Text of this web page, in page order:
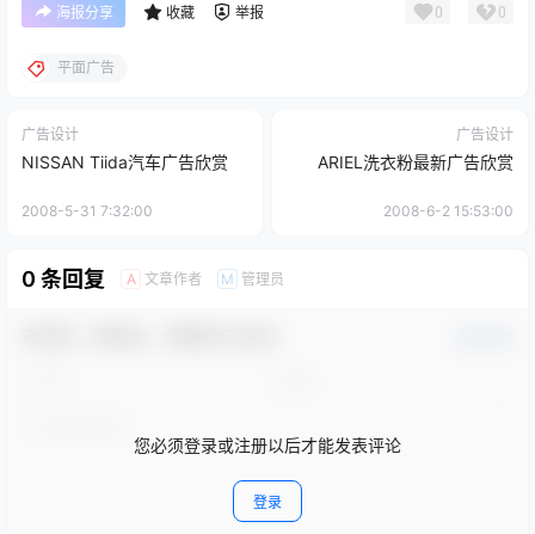
海报分享 收藏 举报 0 0
平面广告
广告设计
NISSAN Tiida汽车广告欣赏
2008-5-31 7:32:00
广告设计
ARIEL洗衣粉最新广告欣赏
2008-6-2 15:53:00
0 条回复 A 文章作者 M 管理员
您必须登录或注册以后才能发表评论
登录